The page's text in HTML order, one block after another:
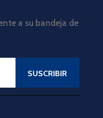
a su bandeja de